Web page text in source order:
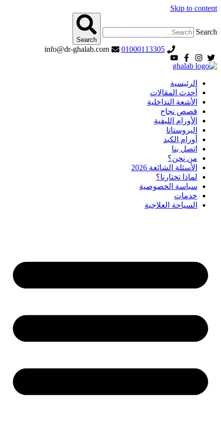
Skip to content
Search
Search
01000113305
info@dr-ghalab.com
الرئيسية
أحدث المقالات
الأشعة التداخلية
قصص نجاح
الأورام الليفية
البروستاتا
أورام الكبد
اتصل بنا
من نحن؟
الأسئلة الشائعة 2026
لماذا تختارنا؟
سياسة الخصوصية
خدمات
السياحة العلاجية